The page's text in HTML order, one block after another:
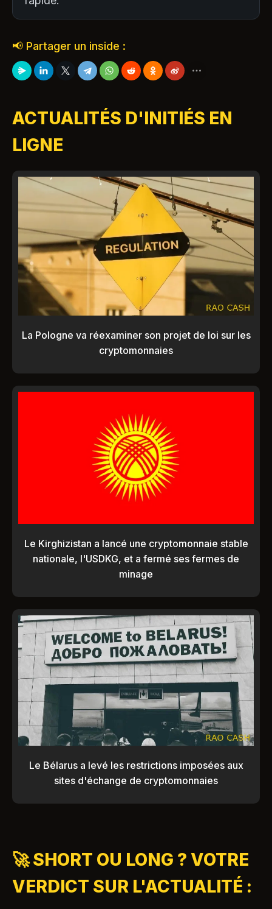
📢 Partager un inside :
ACTUALITÉS D'INITIÉS EN
LIGNE
La Pologne va réexaminer son projet de loi sur les
cryptomonnaies
Le Kirghizistan a lancé une cryptomonnaie stable
nationale, l'USDKG, et a fermé ses fermes de
minage
Le Bélarus a levé les restrictions imposées aux
sites d'échange de cryptomonnaies
🚀 SHORT OU LONG ? VOTRE
VERDICT SUR L'ACTUALITÉ :